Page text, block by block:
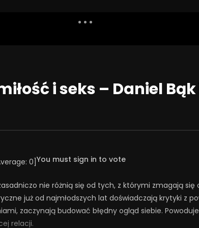
Watch Later
i
w rozwój
Co możemy zrobić, żeby szkoła
4 CZERWCA 2025
i seks – Daniel
0 You must sign in to vote
nie różnią się od tych, z którymi zmagają
już od najmłodszych lat doświadczają krytyki z
zaczynają budować błędny ogląd siebie.
relacji.